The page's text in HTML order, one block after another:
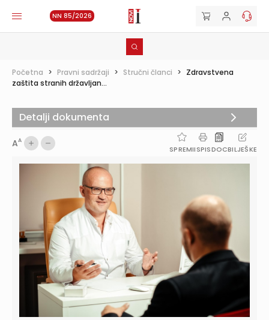
NN 85/2026
Početna > Pravni sadržaji > Stručni članci > Zdravstvena
zaštita stranih državljan...
AA
SPREMIISPISDOCBILJEŠKE
Detalji dokumenta